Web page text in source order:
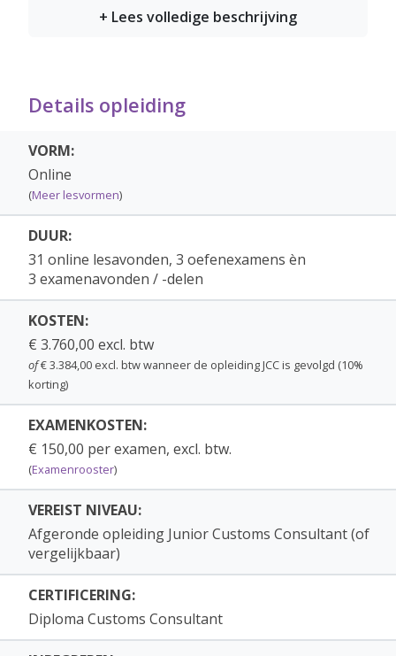
hedendaagse ontwikkelingen binnen het
Omdat het omgaan met douanewetboeken een
belangrijke plaats in de opleiding inneemt start u
altijd met een les "Omgaan met
douanewetboeken".
Blok 1: Introductie, geschiedenis en
organisatie - Wetgeving en formele
bepalingen - AEO - Binnenbrengen en
bestemmingen - Douaneaangifte -
Douanevervoer - Gebruikstarief DTV - VGEM
- Strategische goederen
Blok 2
Vrijstelling + Terugkerende Goederen -
Douaneschuld en terugbetaling -
Omzetbelasting - Accijns - Bijzondere
regelingen Algemeen - Douane-entrepot
- Actieve Veredeling - Tijdelijke Invoer en
Bijzondere Bestemmingen - Uitvoer, uitgaan,
wederuitvoer + Passieve veredeling
Blok 3: Douanewaarde + Incoterms - Indeling
- Herkomst en oorsprong - Landbouw -
Bezwaar, beroep en strafbepalingen
De modules van deze (online)opleiding zijn
ook apart te volgen, waardoor er ook gekozen kan
worden om slechts één of enkele modules te
volgen.
Let op:omdat diverse modules van de online
Details opleiding
VORM:
Online
(Meer lesvormen)
DUUR:
31 online lesavonden, 3 oefenexamens èn
3 examenavonden / -delen
KOSTEN:
€ 3.760,00 excl. btw
of€ 3.384,00 excl. btw wanneer de opleiding JCC is gevolgd (10%
korting)
EXAMENKOSTEN:
€ 150,00 per examen, excl. btw.
(Examenrooster)
VEREIST NIVEAU:
Afgeronde opleiding Junior Customs Consultant (of
vergelijkbaar)
CERTIFICERING:
Diploma Customs Consultant